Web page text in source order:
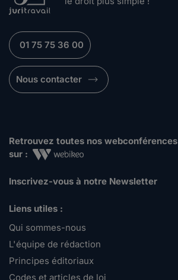
01 75 75 36 00
Nous contacter
Retrouvez toutes nos webconférences
sur :
Inscrivez-vous à notre Newsletter
Liens utiles :
Qui sommes-nous
L'équipe de rédaction
Principes éditoriaux
Codes et articles de loi